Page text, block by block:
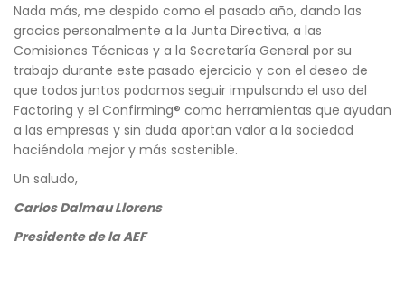
Nada más, me despido como el pasado año, dando las
gracias personalmente a la Junta Directiva, a las
Comisiones Técnicas y a la Secretaría General por su
trabajo durante este pasado ejercicio y con el deseo de
que todos juntos podamos seguir impulsando el uso del
Factoring y el Confirming® como herramientas que ayudan
a las empresas y sin duda aportan valor a la sociedad
haciéndola mejor y más sostenible.
Un saludo,
Carlos Dalmau Llorens
Presidente de la AEF